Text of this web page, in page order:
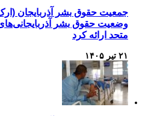
جمعیت حقوق بشر آذربایجان
وضعیت حقوق بشر
متحد ارائه کرد
۲۱ تیر ۱۴۰۵